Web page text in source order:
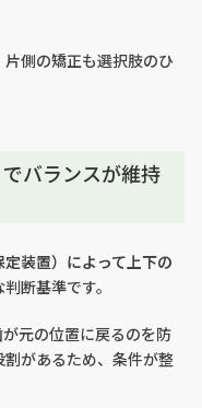
側の矯正も選択肢のひ
バランスが維持
定装置）によって上下の
断基準です。
元の位置に戻るのを防
があるため、条件が整